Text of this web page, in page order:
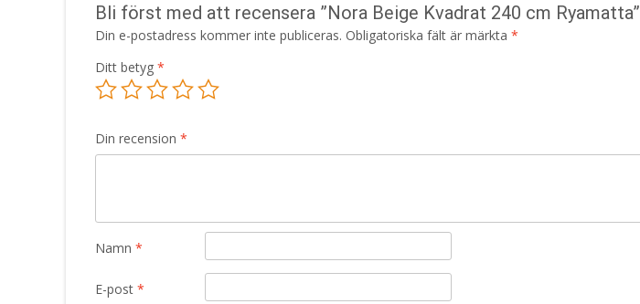
Bli först med att recensera ”Nora Beige Kvadrat 240 cm Ryamatta”
Din e-postadress kommer inte publiceras. Obligatoriska fält är märkta *
Ditt betyg *
Din recension *
Namn *
E-post *